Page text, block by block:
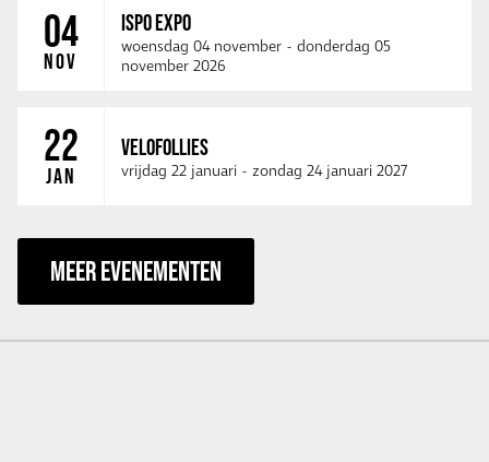
04
NOV
ISPO EXPO
woensdag 04 november - donderdag 05
november 2026
22
JAN
VELOFOLLIES
vrijdag 22 januari - zondag 24 januari 2027
MEER EVENEMENTEN